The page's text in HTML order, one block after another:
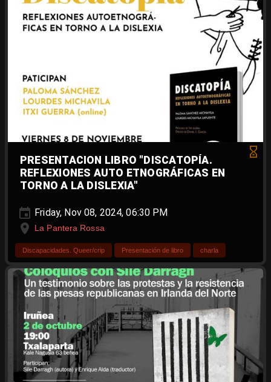
PRESENTACION LIBRO "DISCATOPÍA.
REFLEXIONES AUTO ETNOGRÁFICAS EN
TORNO A LA DISLEXIA"
Friday, Nov 08, 2024, 06:30 PM
La Pantera Rossa
Discapacidades. Queer/crip Presentación de libro charla